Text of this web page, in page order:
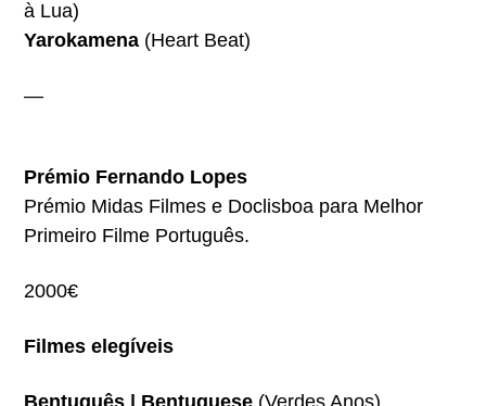
à Lua)
Yarokamena (Heart Beat)
—
Prémio Fernando Lopes
Prémio Midas Filmes e Doclisboa para Melhor
Primeiro Filme Português.
2000€
Filmes elegíveis
Bentuguês | Bentuguese (Verdes Anos)